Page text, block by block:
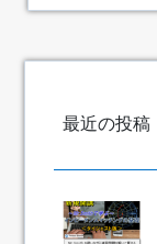
最近の投稿